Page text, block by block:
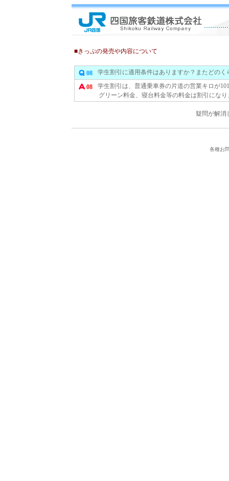
■きっぷの発売や内容について
08 学生割引に適用条件はありますか？またどの
08
学生割引は、普通乗車券の片道の営業キロが
グリーン料金、寝台料金等の料金は割引になり
疑問が解消
各種お